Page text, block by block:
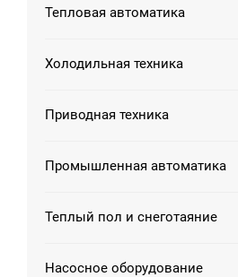
Тепловая автоматика
Холодильная техника
Приводная техника
Промышленная автоматика
Теплый пол и снеготаяние
Насосное оборудование